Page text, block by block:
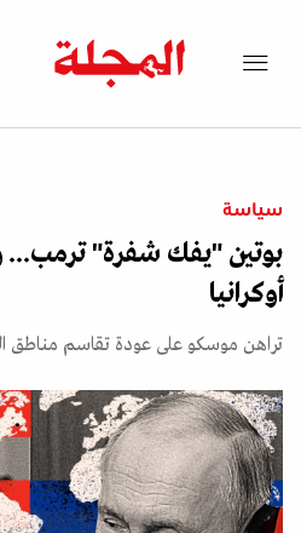
سياسة
بوتين "يفك شفرة" ترمب...
أوكرانيا
تراهن موسكو على عودة تقاسم مناطق